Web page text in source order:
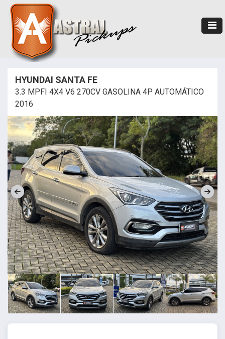
HYUNDAI SANTA FE
3.3 MPFI 4X4 V6 270CV GASOLINA 4P AUTOMÁTICO
2016